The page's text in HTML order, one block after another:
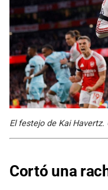
El festejo de Kai
Cortó una